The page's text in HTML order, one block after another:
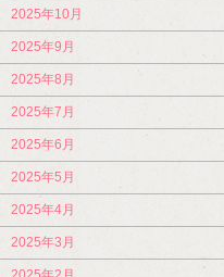
2025年10月
2025年9月
2025年8月
2025年7月
2025年6月
2025年5月
2025年4月
2025年3月